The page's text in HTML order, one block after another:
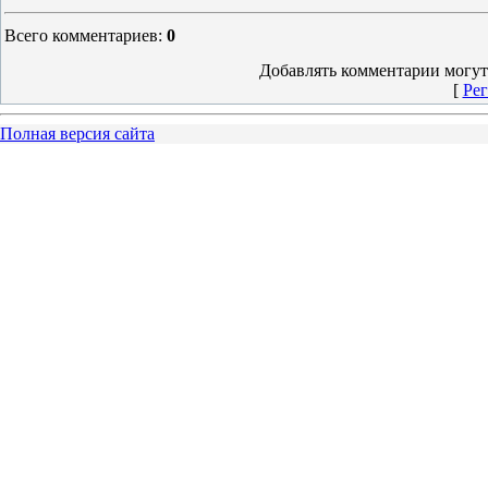
Всего комментариев: 0
Добавлять комментарии
[
Полная версия сайта